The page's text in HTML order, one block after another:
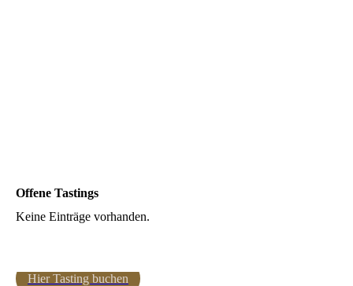
Offene Tastings
Keine Einträge vorhanden.
Hier Tasting buchen